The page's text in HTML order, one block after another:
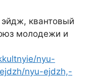
квантовый
молодежи и
nyu-
nyu-ejdzh,-